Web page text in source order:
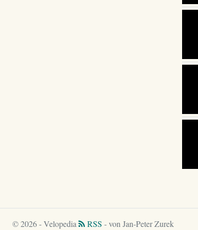
© 2026 - Velopedia RSS - von Jan-Peter Zurek